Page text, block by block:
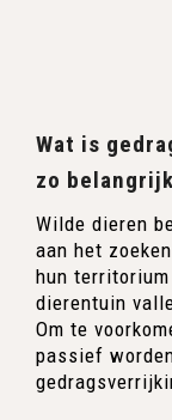
Wat is
zo
Wilde dieren
aan het
hun
dierentuin
Om te
passief